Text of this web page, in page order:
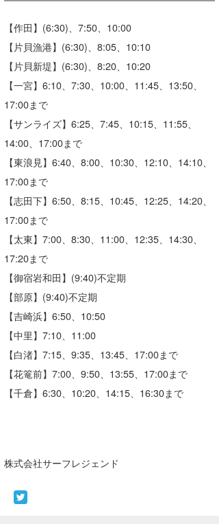
【作田】(6:30)、7:50、10:00
【片貝漁港】(6:30)、8:05、10:10
【片貝新堤】(6:30)、8:20、10:20
【一宮】6:10、7:30、10:00、11:45、13:50、
17:00まで
【サンライズ】6:25、7:45、10:15、11:55、
14:00、17:00まで
【東浪見】6:40、8:00、10:30、12:10、14:10、
17:00まで
【志田下】6:50、8:15、10:45、12:25、14:20、
17:00まで
【太東】7:00、8:30、11:00、12:35、14:30、
17:20まで
【御宿岩和田】(9:40)不定期
【部原】(9:40)不定期
【吉崎浜】6:50、10:50
【中里】7:10、11:00
【白渚】7:15、9:35、13:45、17:00まで
【花篭前】7:00、9:50、13:55、17:00まで
【千倉】6:30、10:20、14:15、16:30まで
株式会社サーフレジェンド
小川予報士
上田純子
唐澤予報士
ゴン
米山予報士
wanda
予報士 hiro.
banpaku
Mr.K
chappy
Romisea